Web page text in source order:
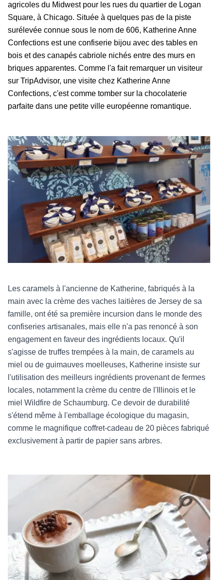
agricoles du Midwest pour les rues du quartier de Logan
Square, à Chicago. Située à quelques pas de la piste
surélevée connue sous le nom de 606, Katherine Anne
Confections est une confiserie bijou avec des tables en
bois et des canapés cabriole nichés entre des murs en
briques apparentes. Comme l'a fait remarquer un visiteur
sur TripAdvisor, une visite chez Katherine Anne
Confections, c'est comme tomber sur la chocolaterie
parfaite dans une petite ville européenne romantique.
Les caramels à l'ancienne de Katherine, fabriqués à la
main avec la crème des vaches laitières de Jersey de sa
famille, ont été sa première incursion dans le monde des
confiseries artisanales, mais elle n'a pas renoncé à son
engagement en faveur des ingrédients locaux. Qu'il
s'agisse de truffes trempées à la main, de caramels au
miel ou de guimauves moelleuses, Katherine insiste sur
l'utilisation des meilleurs ingrédients provenant de fermes
locales, notamment la crème du centre de l'Illinois et le
miel Wildfire de Schaumburg. Ce devoir de durabilité
s'étend même à l'emballage écologique du magasin,
comme le magnifique coffret-cadeau de 20 pièces fabriqué
exclusivement à partir de papier sans arbres.